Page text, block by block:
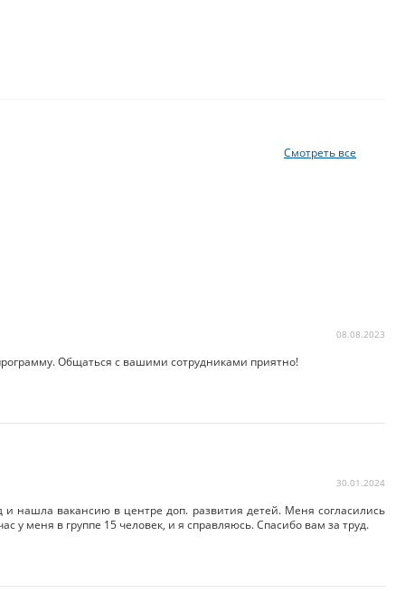
Смотреть все
08.08.2023
Общаться с вашими сотрудниками приятно!
30.01.2024
нашла вакансию в центре доп. развития детей. Меня согласились
у меня в группе 15 человек, и я справляюсь. Спасибо вам за труд.